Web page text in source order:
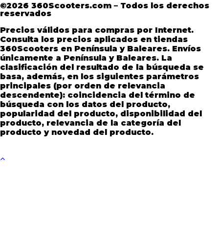
©2026 360Scooters.com – Todos los derechos
reservados
Precios válidos para compras por Internet.
Consulta los precios aplicados en tiendas
360Scooters en Península y Baleares. Envíos
únicamente a Península y Baleares. La
clasificación del resultado de la búsqueda se
basa, además, en los siguientes parámetros
principales (por orden de relevancia
descendente): coincidencia del término de
búsqueda con los datos del producto,
popularidad del producto, disponibilidad del
producto, relevancia de la categoría del
producto y novedad del producto.